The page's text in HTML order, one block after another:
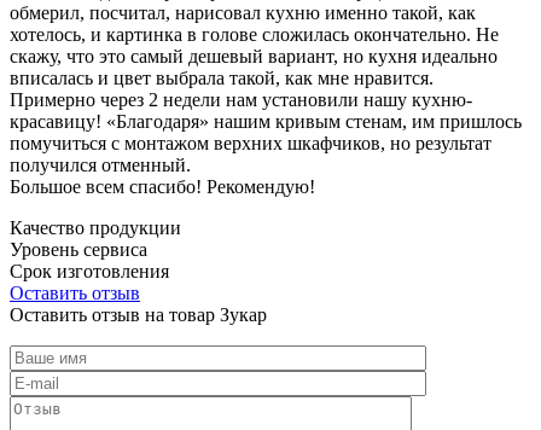
обмерил, посчитал, нарисовал кухню именно такой, как
хотелось, и картинка в голове сложилась окончательно. Не
скажу, что это самый дешевый вариант, но кухня идеально
вписалась и цвет выбрала такой, как мне нравится.
Примерно через 2 недели нам установили нашу кухню-
красавицу! «Благодаря» нашим кривым стенам, им пришлось
помучиться с монтажом верхних шкафчиков, но результат
получился отменный.
Большое всем спасибо! Рекомендую!
Качество продукции
Уровень сервиса
Срок изготовления
Оставить отзыв
Оставить отзыв на товар Зукар